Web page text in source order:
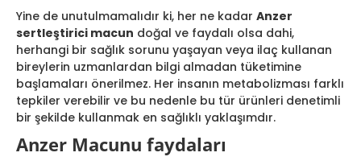
Yine de unutulmamalıdır ki, her ne kadar Anzer
sertleştirici macun doğal ve faydalı olsa dahi,
herhangi bir sağlık sorunu yaşayan veya ilaç kullanan
bireylerin uzmanlardan bilgi almadan tüketimine
başlamaları önerilmez. Her insanın metabolizması farklı
tepkiler verebilir ve bu nedenle bu tür ürünleri denetimli
bir şekilde kullanmak en sağlıklı yaklaşımdır.
Anzer Macunu faydaları